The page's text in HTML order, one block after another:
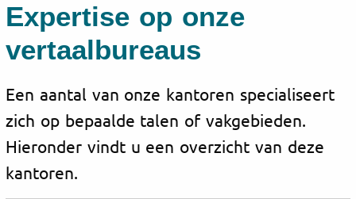
Expertise op onze
vertaalbureaus
Een aantal van onze kantoren specialiseert
zich op bepaalde talen of vakgebieden.
Hieronder vindt u een overzicht van deze
kantoren.